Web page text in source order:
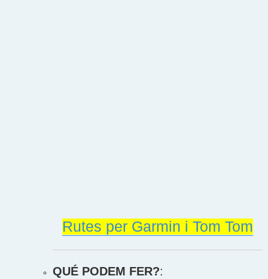
Rutes per Garmin i Tom Tom
QUÉ PODEM FER?: